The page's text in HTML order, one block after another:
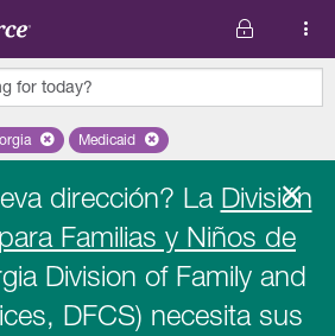
for today?
Remove selected state 'Georgia'Remove selected plan 'Medicaid'
Medicaid
dirección? La División
Familias y Niños de
Division of Family and
DFCS) necesita sus